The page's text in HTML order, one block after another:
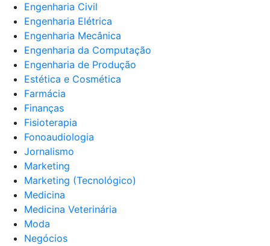
Engenharia Civil
Engenharia Elétrica
Engenharia Mecânica
Engenharia da Computação
Engenharia de Produção
Estética e Cosmética
Farmácia
Finanças
Fisioterapia
Fonoaudiologia
Jornalismo
Marketing
Marketing (Tecnológico)
Medicina
Medicina Veterinária
Moda
Negócios